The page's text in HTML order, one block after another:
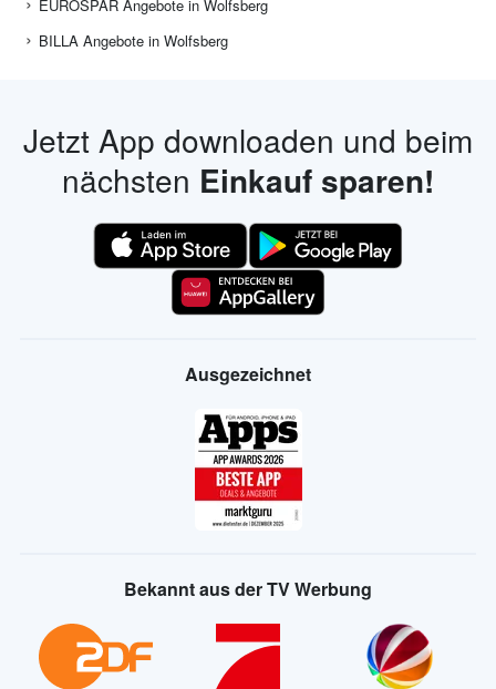
EUROSPAR Angebote in Wolfsberg
BILLA Angebote in Wolfsberg
Jetzt App downloaden und beim
nächsten Einkauf sparen!
Ausgezeichnet
Bekannt aus der TV Werbung